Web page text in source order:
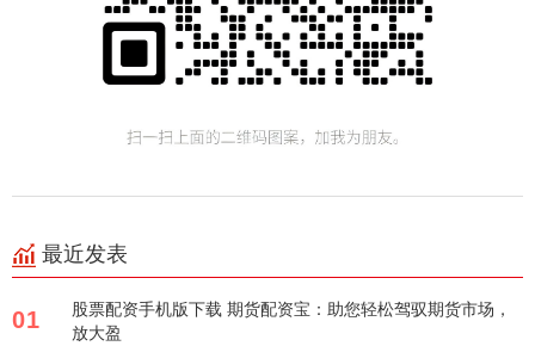
最近发表
01
股票配资手机版下载 期货配资宝：助您轻松驾驭期货市场，
放大盈